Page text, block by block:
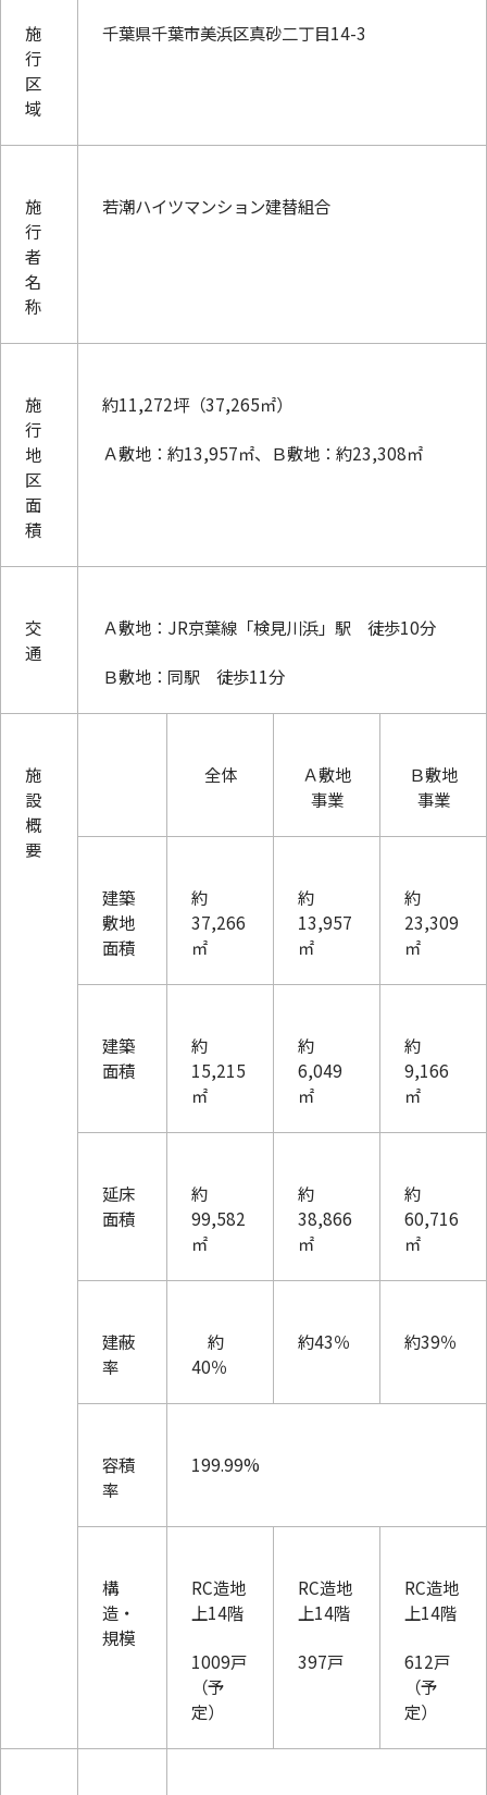
施
行
区
域
千葉県千葉市美浜区真砂二丁目14-3
施
行
者
名
称
若潮ハイツマンション建替組合
施
行
地
区
面
積
約11,272坪（37,265㎡）
Ａ敷地：約13,957㎡、Ｂ敷地：約23,308㎡
交
通
Ａ敷地：JR京葉線「検見川浜」駅 徒歩10分
Ｂ敷地：同駅 徒歩11分
施
設
概
要
全体
Ａ敷地
事業
Ｂ敷地
事業
建築
敷地
面積
約
37,266
㎡
約
13,957
㎡
約
23,309
㎡
建築
面積
約
15,215
㎡
約
6,049
㎡
約
9,166
㎡
延床
面積
約
99,582
㎡
約
38,866
㎡
約
60,716
㎡
建蔽
率
約
40％
約43％ 約39％
容積
率
199.99%
構
造・
規模
RC造地
上14階
1009戸
（予
定）
RC造地
上14階
397戸
RC造地
上14階
612戸
（予
定）